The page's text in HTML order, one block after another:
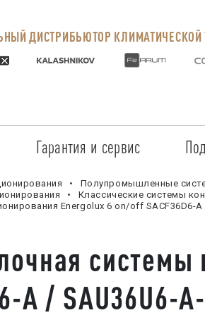
ДИСТРИБЬЮТОР КЛИМАТИЧЕСКОЙ
Гарантия и сервис
Сервисные центры
Условия предоставления
Заказ запчастей
Полупромышленные
Классические системы
Energolux 6 on/off SAСF36D6-A
A / SAU36U6-